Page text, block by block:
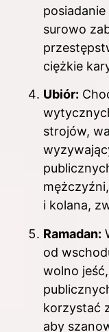
surowo
ciężkie
Ubiór:
strojów,
i kolana,
Ramadan:
od
wolno
korzystać
aby